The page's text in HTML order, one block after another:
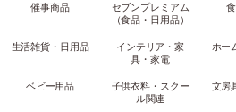
催事商品
セブンプレミアム
（食品・日用品）
生活雑貨・日用品
インテリア・家
具・家電
ホー
ベビー用品
子供衣料・スクー
ル関連
文房